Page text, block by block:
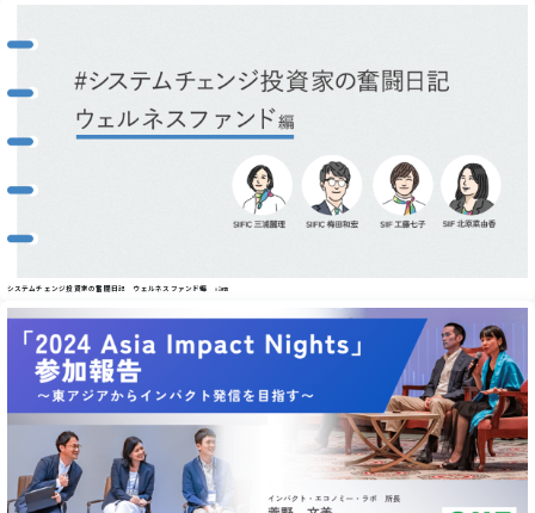
システムチェンジ投資家の奮闘日記 ウェルネスファンド編 #記事